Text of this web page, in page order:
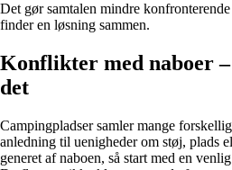
Det gør samtalen mindre
finder en løsning sammen.
Konflikter med naboer
det
Campingpladser samler mange
anledning til uenigheder om støj, plads
generet af naboen, så start med en